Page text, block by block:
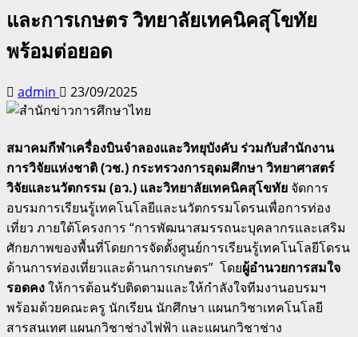
และการเกษตร วิทยาลัยเทคนิคสุโขทัย
พร้อมต่อยอด
admin 23/09/2025
สมาคมกีฬาเครื่องบินจำลองและวิทยุบังคับ ร่วมกับสำนักงาน
การวิจัยแห่งชาติ (วช.) กระทรวงการอุดมศึกษา วิทยาศาสตร์
วิจัยและนวัตกรรม (อว.) และวิทยาลัยเทคนิคสุโขทัย จัดการ
อบรมการเรียนรู้เทคโนโลยีและนวัตกรรมโดรนเพื่อการท่อง
เที่ยว ภายใต้โครงการ “การพัฒนาสมรรถนะบุคลากรและเสริม
ศักยภาพของพื้นที่โดยการจัดตั้งศูนย์การเรียนรู้เทคโนโลยีโดรน
ด้านการท่องเที่ยวและด้านการเกษตร” โดยผู้อำนวยการสมใจ
รอดคงให้การต้อนรับติดตามและให้กำลังใจทีมงานอบรมฯ
พร้อมด้วยคณะครู นักเรียน นักศึกษา แผนกวิชาเทคโนโลยี
สารสนเทศ แผนกวิชาช่างไฟฟ้า และแผนกวิชาช่าง